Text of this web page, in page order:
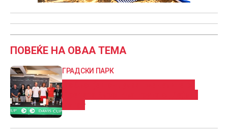
ПОВЕЌЕ НА ОВАА ТЕМА
ГРАДСКИ ПАРК
купот